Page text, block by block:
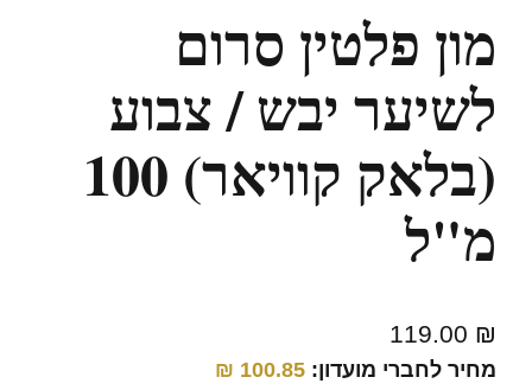
מון פלטין סרום
לשיער יבש / צבוע
(בלאק קוויאר) 100
מ"ל
119.00 ₪
מחיר לחברי מועדון: 100.85
₪